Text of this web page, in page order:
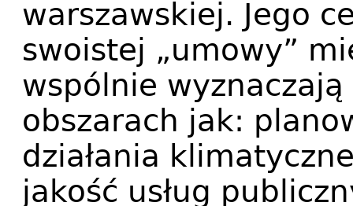
warszawskiej. Jego
swoistej „umowy”
wspólnie
obszarach jak:
działania
jakość usług